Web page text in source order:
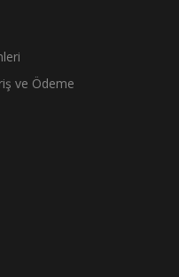
ve Ödeme